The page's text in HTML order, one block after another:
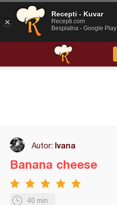
Autor: Ivana
40 min
Banana cheese
Recepti - Kuvar
Recepti.com
Besplatna - Google Play